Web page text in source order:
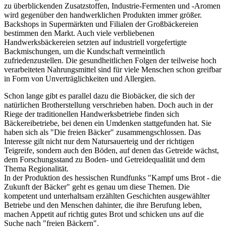
zu überblickenden Zusatzstoffen, Industrie-Fermenten und -Aromen
wird gegenüber den handwerklichen Produkten immer größer.
Backshops in Supermärkten und Filialen der Großbäckereien
bestimmen den Markt. Auch viele verbliebenen
Handwerksbäckereien setzten auf industriell vorgefertigte
Backmischungen, um die Kundschaft vermeintlich
zufriedenzustellen. Die gesundheitlichen Folgen der teilweise hoch
verarbeiteten Nahrungsmittel sind für viele Menschen schon greifbar
in Form von Unverträglichkeiten und Allergien.
Schon lange gibt es parallel dazu die Biobäcker, die sich der
natürlichen Brotherstellung verschrieben haben. Doch auch in der
Riege der traditionellen Handwerksbetriebe finden sich
Bäckereibetriebe, bei denen ein Umdenken stattgefunden hat. Sie
haben sich als "Die freien Bäcker" zusammengschlossen. Das
Interesse gilt nicht nur dem Natursauerteig und der richtigen
Teigreife, sondern auch den Böden, auf denen das Getreide wächst,
dem Forschungsstand zu Boden- und Getreidequalität und dem
Thema Regionalität.
In der Produktion des hessischen Rundfunks "Kampf ums Brot - die
Zukunft der Bäcker" geht es genau um diese Themen. Die
kompetent und unterhaltsam erzählten Geschichten ausgewählter
Betriebe und den Menschen dahinter, die ihre Berufung leben,
machen Appetit auf richtig gutes Brot und schicken uns auf die
Suche nach "freien Bäckern".